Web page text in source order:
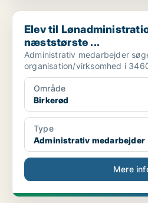
Elev til Lønadministration i
Elev til
næststørste ...
Administrativ medarbejder
organisation/virksomhed i
Område
Birkerød
Type
Administrativ medarbejder
Mere